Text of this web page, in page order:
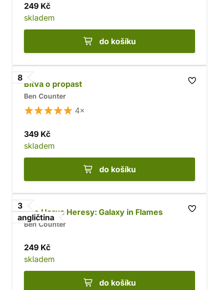
249 Kč
skladem
do košíku
8
Bitva o propast
Ben Counter
4×
349 Kč
skladem
do košíku
3
angličtina
The Horus Heresy: Galaxy in Flames
Ben Counter
249 Kč
skladem
do košíku